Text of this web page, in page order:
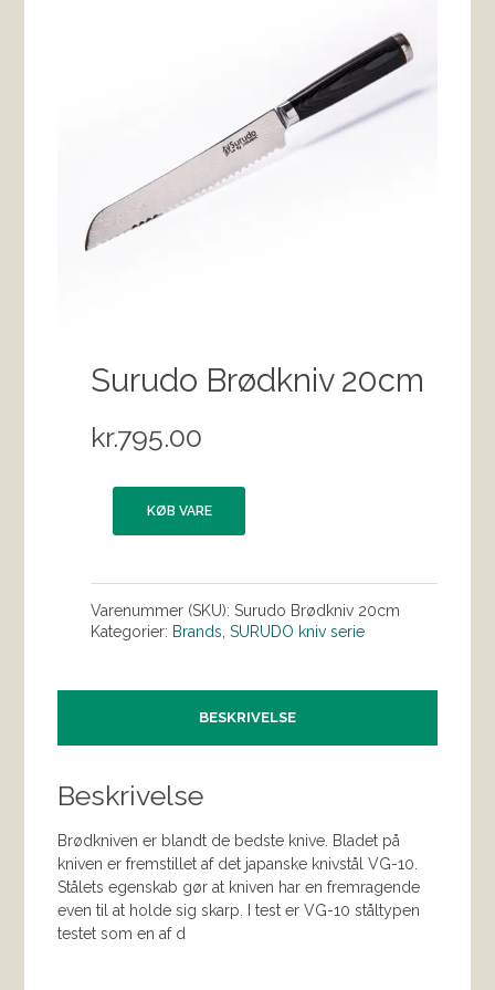
Surudo Brødkniv 20cm
kr.795.00
KØB VARE
Varenummer (SKU):Surudo Brødkniv 20cm
Kategorier: Brands ,SURUDO kniv serie
BESKRIVELSE
Beskrivelse
Brødkniven er blandt de bedste knive. Bladet på
kniven er fremstillet af det japanske knivstål VG-10.
Stålets egenskab gør at kniven har en fremragende
even til at holde sig skarp. I test er VG-10 ståltypen
testet som en af d